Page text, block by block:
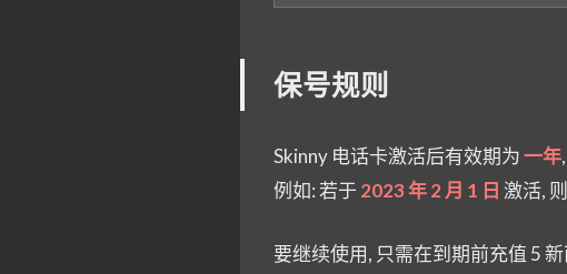
保号规则
Skinny 电话卡激活后有效期为一年
例如: 若于 2023 年 2 月 1 日 激活,
要继续使用, 只需在到期前充值 5